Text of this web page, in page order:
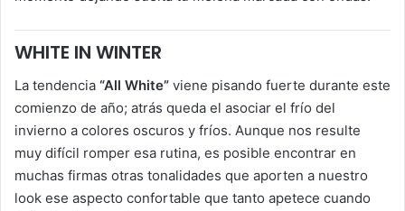
WHITE IN WINTER
La tendencia “All White” viene pisando fuerte durante este
comienzo de año; atrás queda el asociar el frío del
invierno a colores oscuros y fríos. Aunque nos resulte
muy difícil romper esa rutina, es posible encontrar en
muchas firmas otras tonalidades que aporten a nuestro
look ese aspecto confortable que tanto apetece cuando